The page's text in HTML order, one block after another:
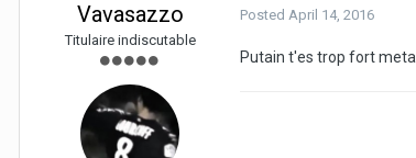
Vavasazzo
Titulaire indiscutable
Posted April 14, 2016
Putain t'es trop fort meta